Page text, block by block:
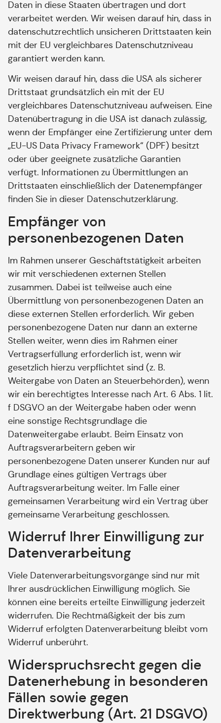
Daten in diese Staaten übertragen und dort
verarbeitet werden. Wir weisen darauf hin, dass in
datenschutzrechtlich unsicheren Drittstaaten kein
mit der EU vergleichbares Datenschutzniveau
garantiert werden kann.
Wir weisen darauf hin, dass die USA als sicherer
Drittstaat grundsätzlich ein mit der EU
vergleichbares Datenschutzniveau aufweisen. Eine
Datenübertragung in die USA ist danach zulässig,
wenn der Empfänger eine Zertifizierung unter dem
„EU-US Data Privacy Framework“ (DPF) besitzt
oder über geeignete zusätzliche Garantien
verfügt. Informationen zu Übermittlungen an
Drittstaaten einschließlich der Datenempfänger
finden Sie in dieser Datenschutzerklärung.
Empfänger von
personenbezogenen Daten
Im Rahmen unserer Geschäftstätigkeit arbeiten
wir mit verschiedenen externen Stellen
zusammen. Dabei ist teilweise auch eine
Übermittlung von personenbezogenen Daten an
diese externen Stellen erforderlich. Wir geben
personenbezogene Daten nur dann an externe
Stellen weiter, wenn dies im Rahmen einer
Vertragserfüllung erforderlich ist, wenn wir
gesetzlich hierzu verpflichtet sind (z. B.
Weitergabe von Daten an Steuerbehörden), wenn
wir ein berechtigtes Interesse nach Art. 6 Abs. 1 lit.
f DSGVO an der Weitergabe haben oder wenn
eine sonstige Rechtsgrundlage die
Datenweitergabe erlaubt. Beim Einsatz von
Auftragsverarbeitern geben wir
personenbezogene Daten unserer Kunden nur auf
Grundlage eines gültigen Vertrags über
Auftragsverarbeitung weiter. Im Falle einer
gemeinsamen Verarbeitung wird ein Vertrag über
gemeinsame Verarbeitung geschlossen.
Widerruf Ihrer Einwilligung zur
Datenverarbeitung
Viele Datenverarbeitungsvorgänge sind nur mit
Ihrer ausdrücklichen Einwilligung möglich. Sie
können eine bereits erteilte Einwilligung jederzeit
widerrufen. Die Rechtmäßigkeit der bis zum
Widerruf erfolgten Datenverarbeitung bleibt vom
Widerruf unberührt.
Widerspruchsrecht gegen die
Datenerhebung in besonderen
Fällen sowie gegen
Direktwerbung (Art. 21 DSGVO)